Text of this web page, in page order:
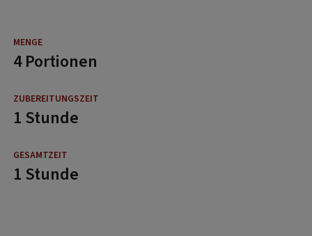
4 Portionen
1 Stunde
1 Stunde